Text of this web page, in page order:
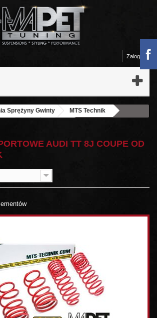
Zaloguj się
Sprężyny Gwinty
MTS Technik
AUDI TT 8J COUPE OD